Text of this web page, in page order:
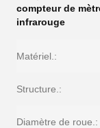
compteur de
infrarouge
Matériel.:
Structure.:
Diamètre de roue.: